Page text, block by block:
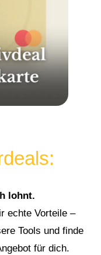
lohnt.
echte Vorteile –
Tools und finde
für dich.